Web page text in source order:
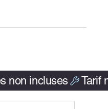
non incluses